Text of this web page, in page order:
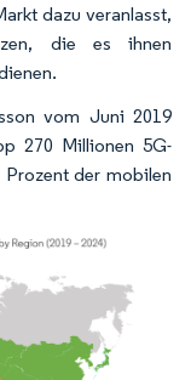
dazu veranlasst,
die es ihnen
vom Juni 2019
270 Millionen 5G-
der mobilen